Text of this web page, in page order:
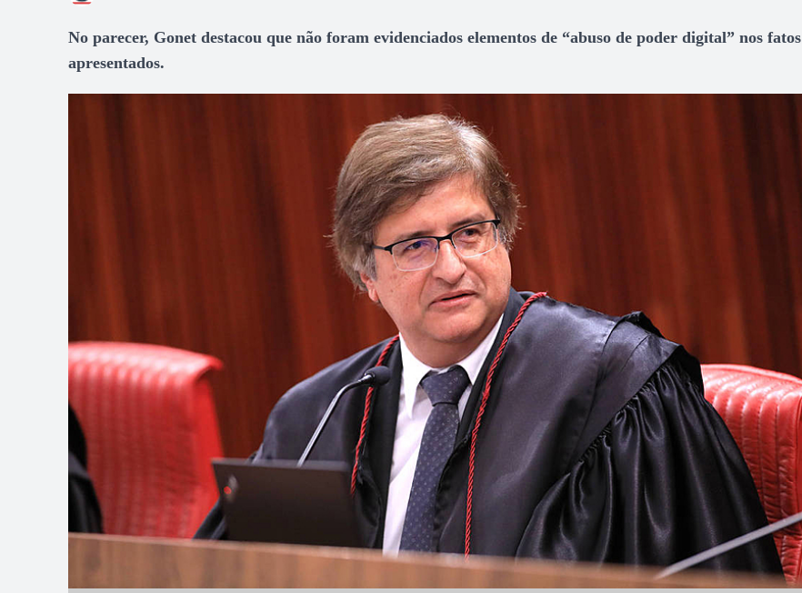
No parecer, Gonet destacou que não foram evidenciados elementos de “abuso de poder digital” nos fatos
apresentados.